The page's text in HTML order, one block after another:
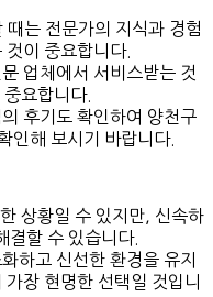
는 전문가의 지식과 경험
이 중요합니다.
업체에서 서비스받는 것
요합니다.
후기도 확인하여 양천구
인해 보시기 바랍니다.
상황일 수 있지만, 신속하
결할 수 있습니다.
하고 신선한 환경을 유지
장 현명한 선택일 것입니